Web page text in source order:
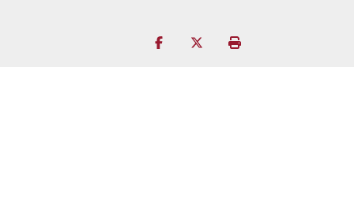
Partager sur Facebook
Partager sur Twitter
Imprimer la page